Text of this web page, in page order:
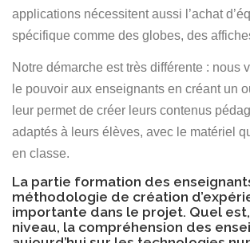
applications nécessitent aussi l’achat
spécifique comme des globes, des
Notre démarche est très différente : nous
le pouvoir aux enseignants en créant un
leur permet de créer leurs contenus
adaptés à leurs élèves, avec le matériel
en classe.
La partie formation des
méthodologie de création
importante dans le projet. Quel est,
niveau, la compréhension des